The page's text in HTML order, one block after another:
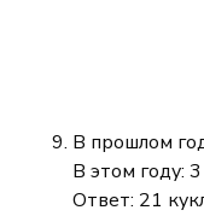
В прошлом
В этом году:
Ответ: 21